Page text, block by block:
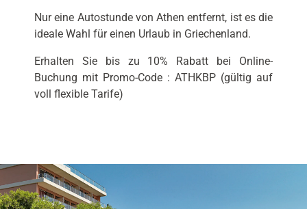
Nur eine Autostunde von Athen entfernt, ist es die
ideale Wahl für einen Urlaub in Griechenland.
Erhalten Sie bis zu 10% Rabatt bei Online-
Buchung mit Promo-Code : ATHKBP (gültig auf
voll flexible Tarife)